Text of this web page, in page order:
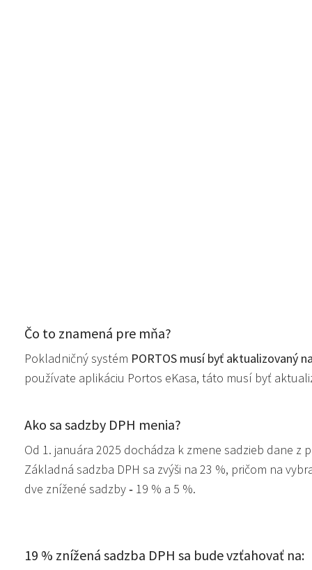
Čo to znamená pre mňa?
Pokladničný systém PORTOS musí byť aktualizovaný
používate aplikáciu Portos eKasa, táto musí byť
Ako sa sadzby DPH menia?
Od 1. januára 2025 dochádza k zmene sadzieb dane z
Základná sadzba DPH sa zvýši na 23 %, pričom na
dve znížené sadzby ‑ 19 % a 5 %.
19 % znížená sadzba DPH sa bude vzťahovať na: